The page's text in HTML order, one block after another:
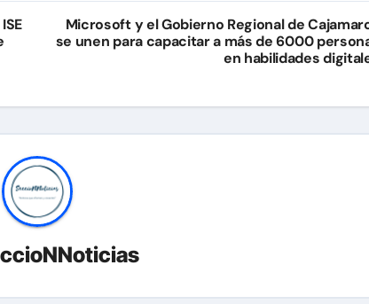
Microsoft y el Gobierno Regional de
se unen para capacitar a más de 6000
en habilidades